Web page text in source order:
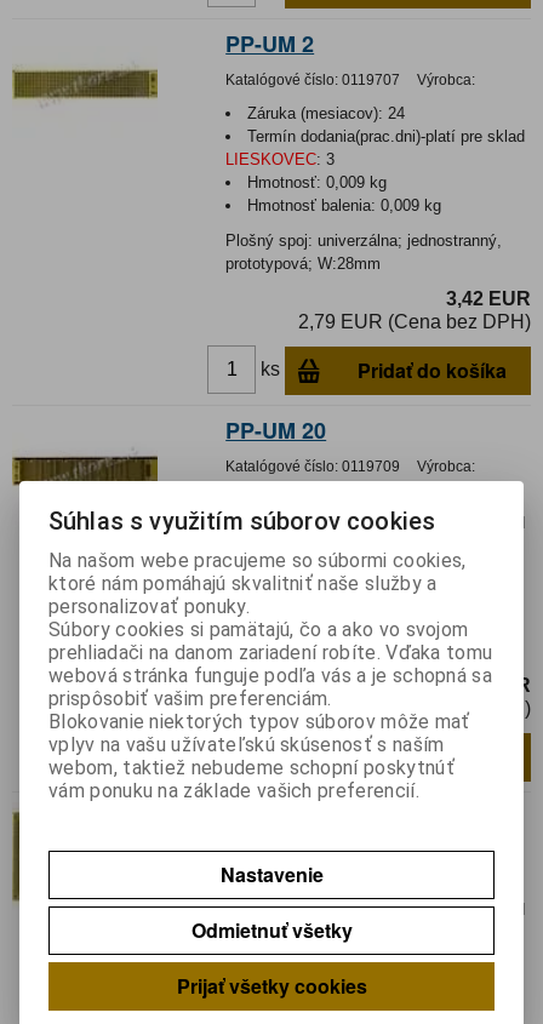
PP-UM 2
Katalógové číslo: 0119707 Výrobca:
Záruka (mesiacov): 24
Termín dodania(prac.dni)-platí pre sklad
LIESKOVEC: 3
Hmotnosť:0,009 kg
Hmotnosť balenia:0,009 kg
Plošný spoj: univerzálna; jednostranný,
prototypová; W:28mm
3,42 EUR
2,79 EUR (Cena bez DPH)
ks Pridať do košíka
PP-UM 20
Katalógové číslo: 0119709 Výrobca:
Termín dodania(prac.dni)-platí pre sklad
Hmotnosť:0,0124 kg
Hmotnosť balenia:0,0124 kg
Plošný spoj: univerzálna; jednostranný,
prototypová; W:32mm
3,07 EUR
2,50 EUR (Cena bez DPH)
ks Pridať do košíka
Katalógové číslo:0119710 Výrobca:
Záruka (mesiacov):
Termín dodania(prac.dni)-platí pre sklad
LIESKOVEC:3
Hmotnosť:0,04 kg
Hmotnosť balenia:
Plošný spoj: univerzálna; jednostranný,
Súhlas s využitím súborov cookies
Na našom webe pracujeme so súbormi cookies,
ktoré nám pomáhajú skvalitniť naše služby a
personalizovať ponuky.
Súbory cookies si pamätajú, čo a ako vo svojom
prehliadači na danom zariadení robíte. Vďaka tomu
webová stránka funguje podľa vás a je schopná sa
prispôsobiť vašim preferenciám.
Blokovanie niektorých typov súborov môže mať
vplyv na vašu užívateľskú skúsenosť s naším
webom, taktiež nebudeme schopní poskytnúť
vám ponuku na základe vašich preferencií.
Nastavenie
Odmietnuť všetky
Prijať všetky cookies